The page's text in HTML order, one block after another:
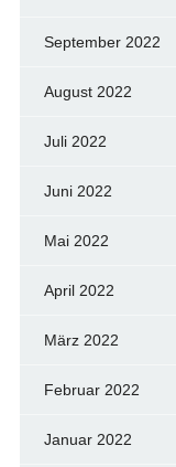
September 2022
August 2022
Juli 2022
Juni 2022
Mai 2022
April 2022
März 2022
Februar 2022
Januar 2022